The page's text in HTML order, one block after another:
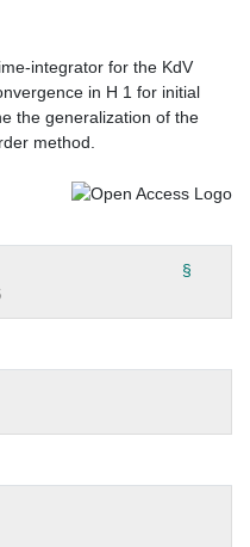
integrator for the KdV
in H 1 for initial
the generalization of the
method.
§